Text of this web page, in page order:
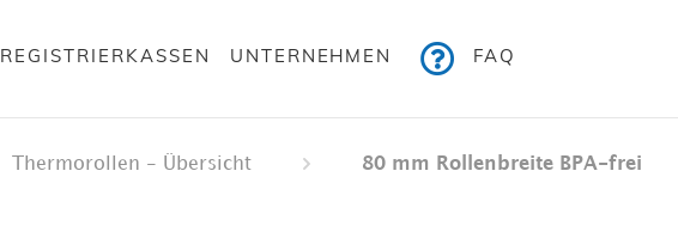
REGISTRIERKASSEN UNTERNEHMEN FAQ
Thermorollen - Übersicht 80 mm Rollenbreite BPA-frei